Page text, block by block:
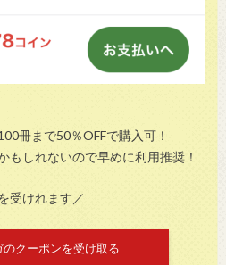
冊まで50％OFFで購入可！
しれないので早めに利用推奨！
受けれます／
クーポンを受け取る